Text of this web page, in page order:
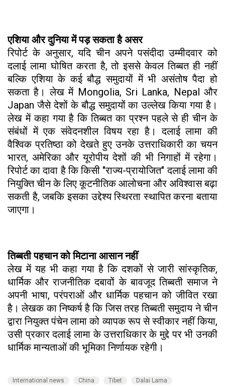
एशिया और दुनिया में पड़ सकता है असर
रिपोर्ट के अनुसार, यदि चीन अपने पसंदीदा उम्मीदवार को
दलाई लामा घोषित करता है, तो इससे केवल तिब्बत ही नहीं
बल्कि एशिया के कई बौद्ध समुदायों में भी असंतोष पैदा हो
सकता है। लेख में Mongolia, Sri Lanka, Nepal और
Japan जैसे देशों के बौद्ध समुदायों का उल्लेख किया गया है।
लेख में कहा गया है कि तिब्बत का प्रश्न पहले से ही चीन के
संबंधों में एक संवेदनशील विषय रहा है। दलाई लामा की
वैश्विक प्रतिष्ठा को देखते हुए उनके उत्तराधिकारी का चयन
भारत, अमेरिका और यूरोपीय देशों की भी निगाहों में रहेगा।
रिपोर्ट का दावा है कि किसी "राज्य-प्रायोजित" दलाई लामा की
नियुक्ति चीन के लिए कूटनीतिक आलोचना और अविश्वास बढ़ा
सकती है, जबकि इसका उद्देश्य स्थिरता स्थापित करना बताया
जाएगा।
तिब्बती पहचान को मिटाना आसान नहीं
लेख में यह भी कहा गया है कि दशकों से जारी सांस्कृतिक,
धार्मिक और राजनीतिक दबावों के बावजूद तिब्बती समाज ने
अपनी भाषा, परंपराओं और धार्मिक पहचान को जीवित रखा
है। लेखक का निष्कर्ष है कि जिस तरह तिब्बती समुदाय ने चीन
द्वारा नियुक्त पंचेन लामा को व्यापक रूप से स्वीकार नहीं किया,
उसी प्रकार दलाई लामा के उत्तराधिकार के मुद्दे पर भी उनकी
धार्मिक मान्यताओं की भूमिका निर्णायक रहेगी।
International news China Tibet
Dalai Lama